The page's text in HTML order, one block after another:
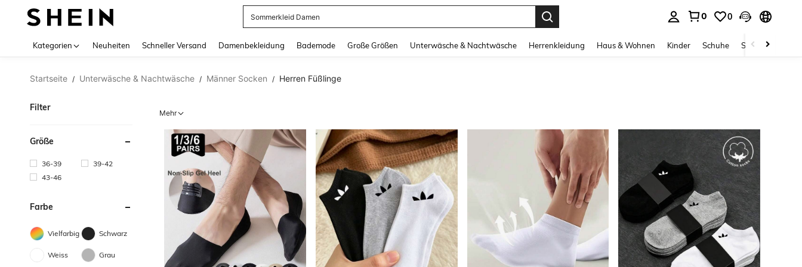
Sommerkleid Damen
0 0
Kategorien Neuheiten Schneller Versand Damenbekleidung Bademode Große Größen Unterwäsche & Nachtwäsche Herrenkleidung Haus & Wohnen Kinder Schuhe Schmuck &
Startseite / Unterwäsche & Nachtwäsche / Männer Socken / Herren Füßlinge
Filter
Größe
36-39
39-42
43-46
Farbe
Vielfarbig Schwarz
Weiss Grau
Mehr